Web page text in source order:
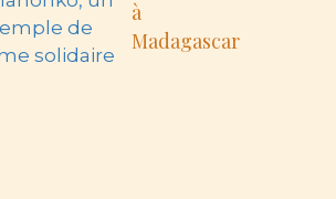
à
Madagascar